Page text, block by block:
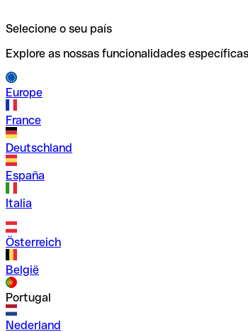
Selecione o seu país
Explore as nossas funcionalidades
Europe
France
Deutschland
España
Italia
Österreich
België
Portugal
Nederland